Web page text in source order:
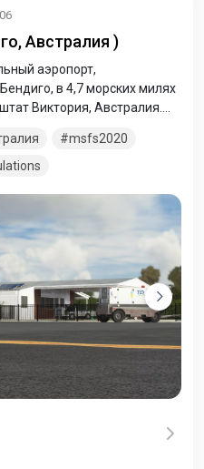
Австралия )
аэропорт,
в 4,7 морских милях
Виктория, Австралия.
HEMS 3 компании
msfs2020